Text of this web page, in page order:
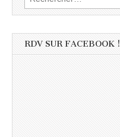
RDV SUR FACEBOOK !